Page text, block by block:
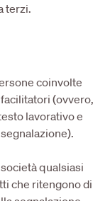
terzi.
coinvolte
(ovvero,
lavorativo e
qualsiasi
che ritengono di